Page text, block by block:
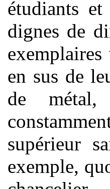
étudiants
dignes de
en sus de
de métal,
supérieur
exemple,